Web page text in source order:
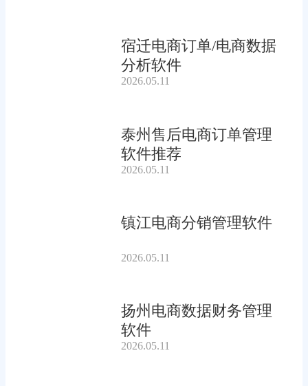
宿迁电商订单/电商数据
分析软件
2026.05.11
泰州售后电商订单管理
软件推荐
2026.05.11
镇江电商分销管理软件
2026.05.11
扬州电商数据财务管理
软件
2026.05.11